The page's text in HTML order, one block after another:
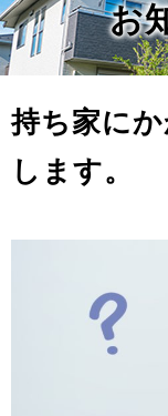
お
持ち家に
します。